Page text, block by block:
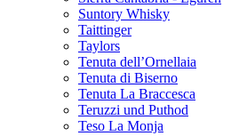
Suntory Whisky
Taittinger
Taylors
Tenuta dell’Ornellaia
Tenuta di Biserno
Tenuta La Braccesca
Teruzzi und Puthod
Teso La Monja